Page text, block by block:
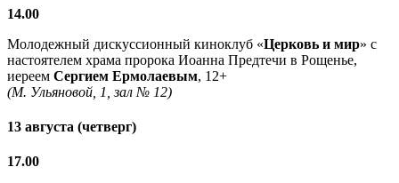
14.00
Молодежный дискуссионный киноклуб «Церковь и мир» с
настоятелем храма пророка Иоанна Предтечи в Рощенье,
иереем Сергием Ермолаевым, 12+
(М. Ульяновой, 1, зал № 12)
13 августа (четверг)
17.00